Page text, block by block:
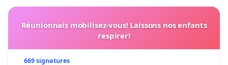
Réunionnais mobilisez-vous! Laissons nos enfants
respirer!
669 signatures